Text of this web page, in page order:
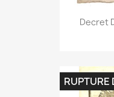
Decret
RUPTURE